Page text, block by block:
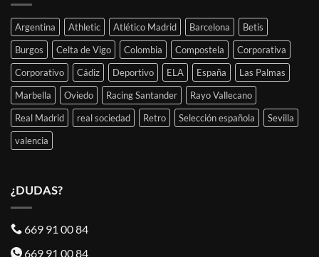
Argentina Athletic Atlético Madrid Barcelona
Betis
Burgos
Celta de Vigo Colombia Compostela
Corporativa
Corporativo
Cádiz Deportivo ELA España
Las Palmas
Marbella
Oviedo Racing Santander
Rayo Vallecano
Real Madrid
real sociedad Retro Selección española
Sevilla
valencia
¿DUDAS?
669 91 00 84
669 91 00 84